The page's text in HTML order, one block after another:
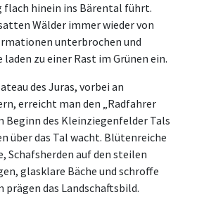
flach hinein ins Bärental führt.
Wälder immer wieder von
unterbrochen und
zu einer Rast im Grünen ein.
des Juras, vorbei an
erreicht man den „Radfahrer
Beginn des Kleinziegenfelder Tals
über das Tal wacht. Blütenreiche
Schafsherden auf den steilen
glasklare Bäche und schroffe
das Landschaftsbild.